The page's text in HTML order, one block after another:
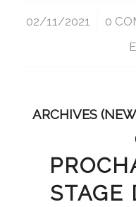
02/11/2021
/ 0
ARCHIVES
STAGE